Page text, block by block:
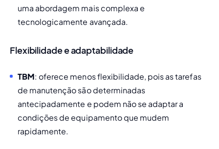
uma abordagem mais complexa e
tecnologicamente avançada.
Flexibilidade e adaptabilidade
TBM: oferece menos flexibilidade, pois as tarefas
de manutenção são determinadas
antecipadamente e podem não se adaptar a
condições de equipamento que mudem
rapidamente.